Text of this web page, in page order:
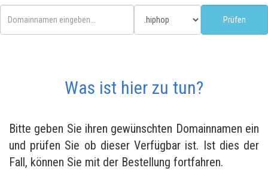
Was ist hier zu tun?
Bitte geben Sie ihren gewünschten Domainnamen ein
und prüfen Sie ob dieser Verfügbar ist. Ist dies der
Fall, können Sie mit der Bestellung fortfahren.